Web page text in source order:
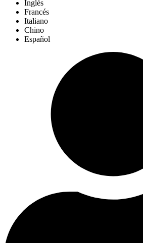
Inglés
Francés
Italiano
Chino
Español